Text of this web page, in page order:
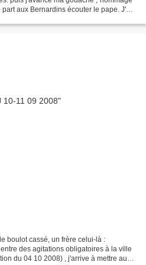
aux Bernardins écouter le pape. J'ai
boulot cassé, un frère celui-là :
des agitations obligatoires à la ville
du 04 10 2008) , j'arrive à mettre au